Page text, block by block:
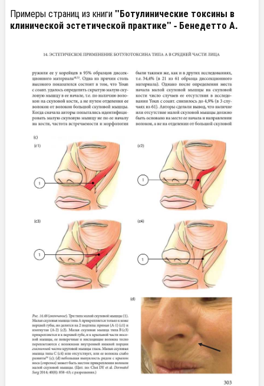
Примеры страниц из книги"Ботулинические токсины в
клинической эстетической практике" - Бенедетто А.